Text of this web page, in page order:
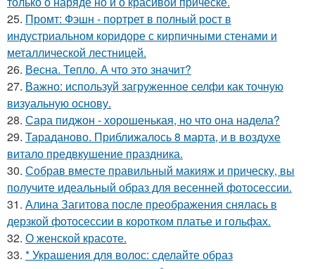
25. Промт: Фэшн - портрет в полный рост в
индустриальном коридоре с кирпичными стенами и
металлической лестницей.
26. Весна. Тепло. А что это значит?
27. Важно: используй загруженное селфи как точную
визуальную основу.
28. Сара пиджон - хорошенькая, но что она надела?
29. Тараданово. Приближалось 8 марта, и в воздухе
витало предвкушение праздника.
30. Собрав вместе правильный макияж и прическу, вы
получите идеальный образ для весенней фотосессии.
31. Алина Загитова после преображения снялась в
дерзкой фотосессии в коротком платье и гольфах.
32. О женской красоте.
33. * Украшения для волос: сделайте образ